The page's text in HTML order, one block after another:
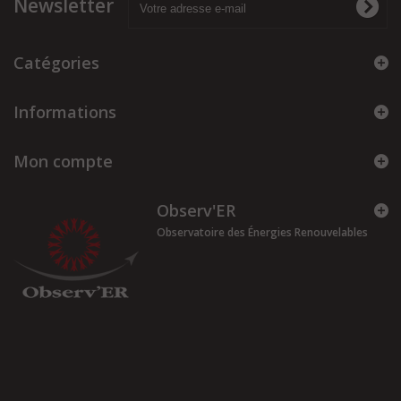
Newsletter
Catégories
Informations
Mon compte
Observ'ER
Observatoire des Énergies Renouvelables